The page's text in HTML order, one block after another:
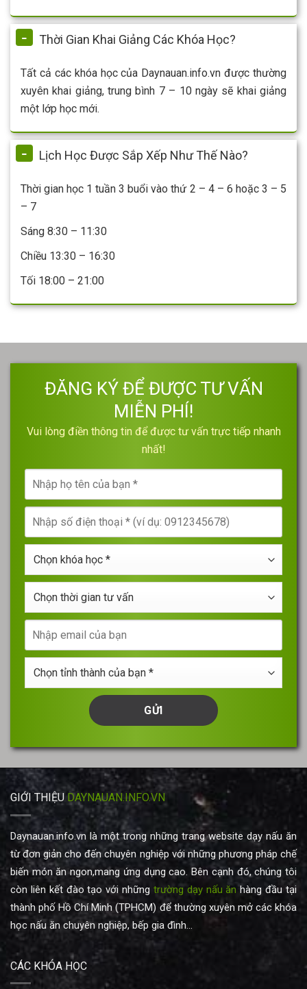
Thời Gian Khai Giảng Các Khóa Học?
Tất cả các khóa học của Daynauan.info.vn được thường
xuyên khai giảng, trung bình 7 – 10 ngày sẽ khai giảng
một lớp học mới.
Lịch Học Được Sắp Xếp Như Thế Nào?
Thời gian học 1 tuần 3 buổi vào thứ 2 – 4 – 6 hoặc 3 – 5
– 7
Sáng 8:30 – 11:30
Chiều 13:30 – 16:30
Tối 18:00 – 21:00
ĐĂNG KÝ ĐỂ ĐƯỢC TƯ VẤN
MIỄN PHÍ!
Vui lòng điền thông tin để được tư vấn trực tiếp nhanh
nhất!
họ
tên
của
bạn
*
số
điện
thoại
khóa
học
thời
gian
tư
vấnemail
của
bạn
tỉnh
GIỚI THIỆUDAYNAUAN.INFO.VN
Daynauan.info.vn là một trong những trang website dạy nấu ăn
từ đơn giản cho đến chuyên nghiệp với những phương pháp chế
biến món ăn ngon,mang ứng dụng cao. Bên cạnh đó, chúng tôi
còn liên kết đào tạo với những trường dạy nấu ăn hàng đầu tại
thành phố Hồ Chí Minh (TPHCM) để thường xuyên mở các khóa
học nấu ăn chuyên nghiệp, bếp gia đình...
CÁC KHÓA HỌC